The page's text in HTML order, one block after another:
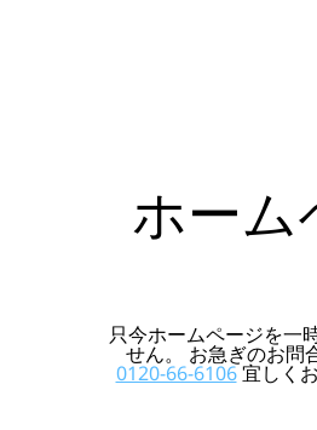
ホーム
只今ホームページを一
せん。 お急ぎのお問
0120-66-6106宜しく